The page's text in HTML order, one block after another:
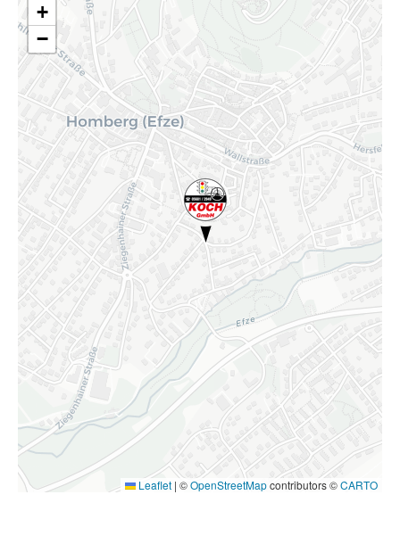
+
−
Leaflet | ©OpenStreetMapcontributors ©CARTO